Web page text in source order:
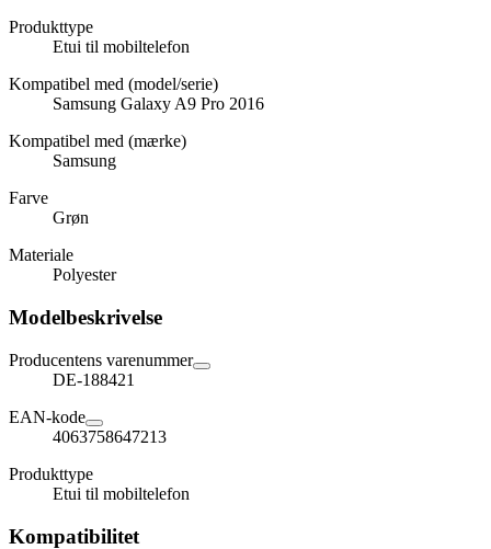
Produkttype
Etui til mobiltelefon
Kompatibel med (model/serie)
Samsung Galaxy A9 Pro 2016
Kompatibel med (mærke)
Samsung
Farve
Grøn
Materiale
Polyester
Modelbeskrivelse
Producentens varenummer
DE-188421
EAN-kode
4063758647213
Produkttype
Etui til mobiltelefon
Kompatibilitet